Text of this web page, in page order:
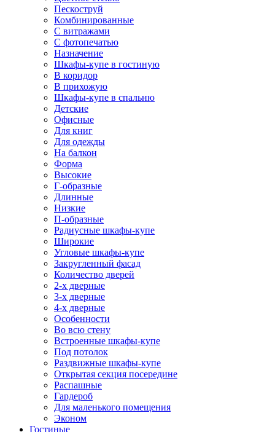
Пескоструй
Комбинированные
С витражами
С фотопечатью
Назначение
Шкафы-купе в гостиную
В коридор
В прихожую
Шкафы-купе в спальню
Детские
Офисные
Для книг
Для одежды
На балкон
Форма
Высокие
Г-образные
Длинные
Низкие
П-образные
Радиусные шкафы-купе
Широкие
Угловые шкафы-купе
Закругленный фасад
Количество дверей
2-х дверные
3-х дверные
4-х дверные
Особенности
Во всю стену
Встроенные шкафы-купе
Под потолок
Раздвижные шкафы-купе
Открытая секция посередине
Распашные
Гардероб
Для маленького помещения
Эконом
Гостиные